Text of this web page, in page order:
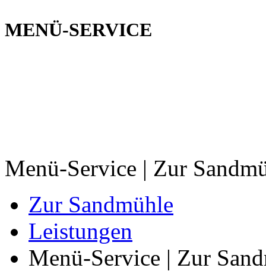
MENÜ-SERVICE
Menü-Service | Zur
Zur Sandmühle
Leistungen
Menü-Service | Zur